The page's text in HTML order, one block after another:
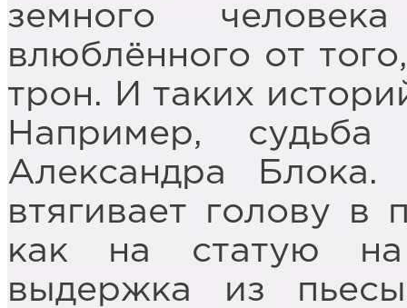
земного
влюблённого от
трон. И таких
Например,
Александра
втягивает голову в
как на статую на
выдержка из